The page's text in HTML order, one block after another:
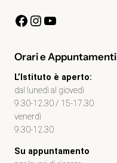
Facebook InstagramYouTube
Orari e Appuntamenti
L’Istituto è aperto:
dal lunedì al giovedì
9.30-12.30 / 15-17.30
venerdì
9.30-12.30
Su appuntamento